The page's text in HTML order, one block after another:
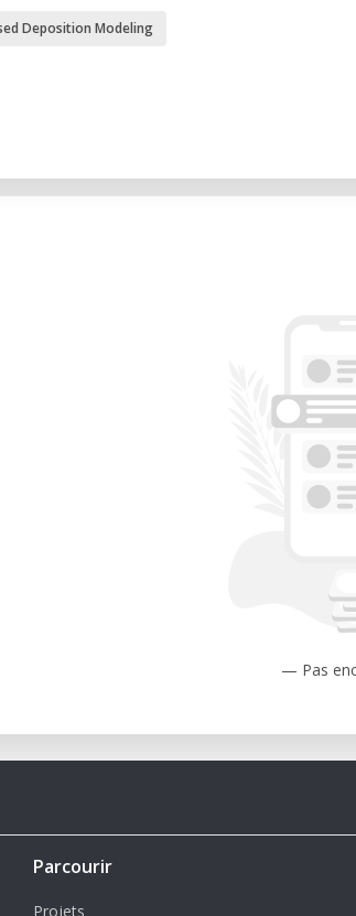
Ensine os fundamentos da impressão
Personalizados: Fabrique
ou gabaritos de layout.
Chave
e durabilidade, a Ultimaker 2 combina
Materiais: PLA, ABS, CPE, TPU e mais
Aquecida: Melhora a aderência e reduz
de trabalho baseado em USB
para usuários que valorizam a saída
sem a complexidade da extrusão
Estrutura rígida reduz as
Controle total sobre os ajustes de
rápido: Inicie impressões
Deposition Modeling
— Pas
Parcourir
Projets